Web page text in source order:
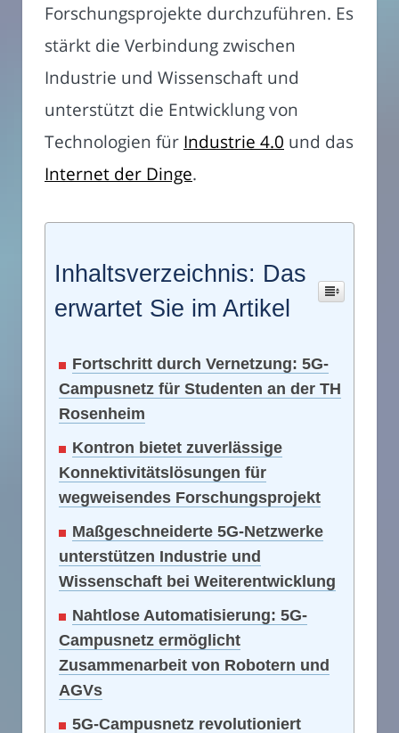
Forschungsprojekte durchzuführen. Es
stärkt die Verbindung zwischen
Industrie und Wissenschaft und
unterstützt die Entwicklung von
Technologien für Industrie 4.0 und das
Internet der Dinge.
Inhaltsverzeichnis: Das
erwartet Sie im Artikel
Fortschritt durch Vernetzung: 5G-
Campusnetz für Studenten an der TH
Rosenheim
Kontron bietet zuverlässige
Konnektivitätslösungen für
wegweisendes Forschungsprojekt
Maßgeschneiderte 5G-Netzwerke
unterstützen Industrie und
Wissenschaft bei Weiterentwicklung
Nahtlose Automatisierung: 5G-
Campusnetz ermöglicht
Zusammenarbeit von Robotern und
AGVs
5G-Campusnetz revolutioniert